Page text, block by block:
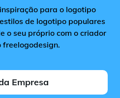
para o logotipo
de logotipo populares
o seu próprio com o criador
freelogodesign.